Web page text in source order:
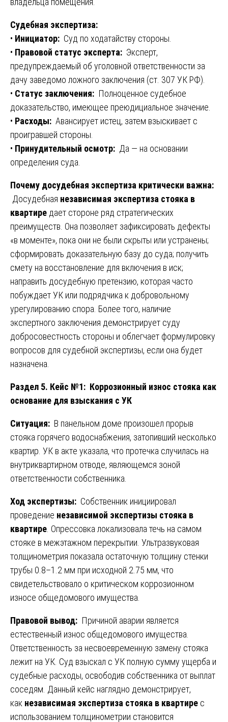
Судебная экспертиза:
• Инициатор: Суд по ходатайству стороны.
• Правовой статус эксперта: Эксперт,
предупреждаемый об уголовной ответственности за
дачу заведомо ложного заключения (ст. 307 УК РФ).
• Статус заключения: Полноценное судебное
доказательство, имеющее преюдициальное значение.
• Расходы: Авансирует истец, затем взыскивает с
проигравшей стороны.
• Принудительный осмотр: Да — на основании
определения суда.
Почему досудебная экспертиза критически важна:
Досудебная независимая экспертиза стояка в
квартире дает стороне ряд стратегических
преимуществ. Она позволяет зафиксировать дефекты
«в моменте», пока они не были скрыты или устранены;
сформировать доказательную базу до суда; получить
смету на восстановление для включения в иск;
направить досудебную претензию, которая часто
побуждает УК или подрядчика к добровольному
урегулированию спора. Более того, наличие
экспертного заключения демонстрирует суду
добросовестность стороны и облегчает формулировку
вопросов для судебной экспертизы, если она будет
назначена.
Раздел 5. Кейс №1: Коррозионный износ стояка как
основание для взыскания с УК
Ситуация: В панельном доме произошел прорыв
стояка горячего водоснабжения, затопивший несколько
квартир. УК в акте указала, что протечка случилась на
внутриквартирном отводе, являющемся зоной
ответственности собственника.
Ход экспертизы: Собственник инициировал
проведение независимой экспертизы стояка в
квартире . Опрессовка локализовала течь на самом
стояке в межэтажном перекрытии. Ультразвуковая
толщинометрия показала остаточную толщину стенки
трубы 0.8–1.2 мм при исходной 2.75 мм, что
свидетельствовало о критическом коррозионном
износе общедомового имущества.
Правовой вывод: Причиной аварии является
естественный износ общедомового имущества.
Ответственность за несвоевременную замену стояка
лежит на УК. Суд взыскал с УК полную сумму ущерба и
судебные расходы, освободив собственника от выплат
соседям. Данный кейс наглядно демонстрирует,
как независимая экспертиза стояка в квартире с
использованием толщинометрии становится